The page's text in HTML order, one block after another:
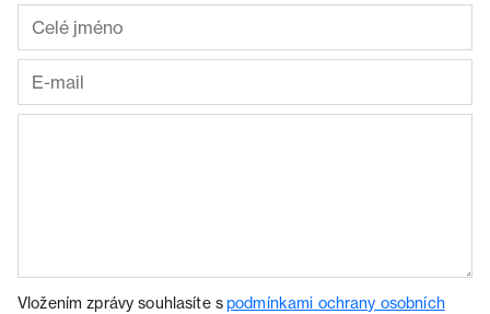
Vložením zprávy souhlasíte spodmínkami ochrany osobních